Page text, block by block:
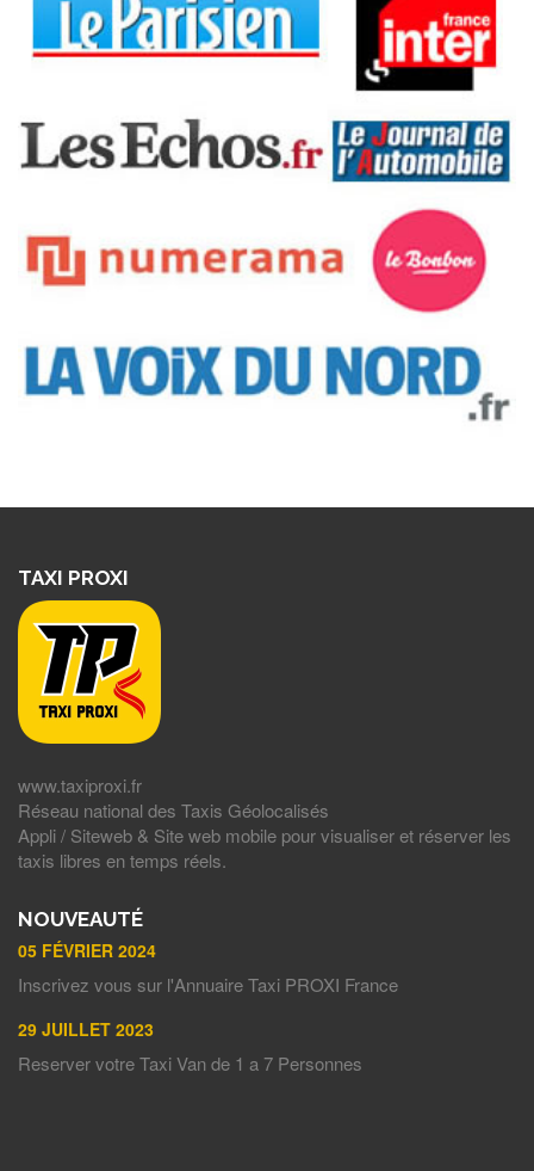
TAXI PROXI
www.taxiproxi.fr
Réseau national des Taxis Géolocalisés
Appli / Siteweb & Site web mobile pour visualiser et réserver les
taxis libres en temps réels.
NOUVEAUTÉ
05 FÉVRIER 2024
Inscrivez vous sur l'Annuaire Taxi PROXI France
29 JUILLET 2023
Reserver votre Taxi Van de 1 a 7 Personnes